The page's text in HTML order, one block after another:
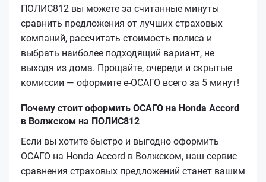
ПОЛИС812 вы можете за считанные минуты
сравнить предложения от лучших страховых
компаний, рассчитать стоимость полиса и
выбрать наиболее подходящий вариант, не
выходя из дома. Прощайте, очереди и скрытые
комиссии — оформите e-ОСАГО всего за 5 минут!
Почему стоит оформить ОСАГО на Honda Accord
в Волжском на ПОЛИС812
Если вы хотите быстро и выгодно оформить
ОСАГО на Honda Accord в Волжском, наш сервис
сравнения страховых предложений станет вашим